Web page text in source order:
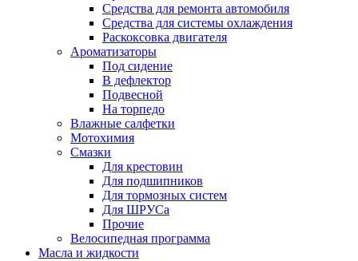
Средства для ремонта автомобиля
Средства для системы охлаждения
Раскоксовка двигателя
Ароматизаторы
Под сидение
В дефлектор
Подвесной
На торпедо
Влажные салфетки
Мотохимия
Смазки
Для крестовин
Для подшипников
Для тормозных систем
Для ШРУСа
Прочие
Велосипедная программа
Масла и жидкости